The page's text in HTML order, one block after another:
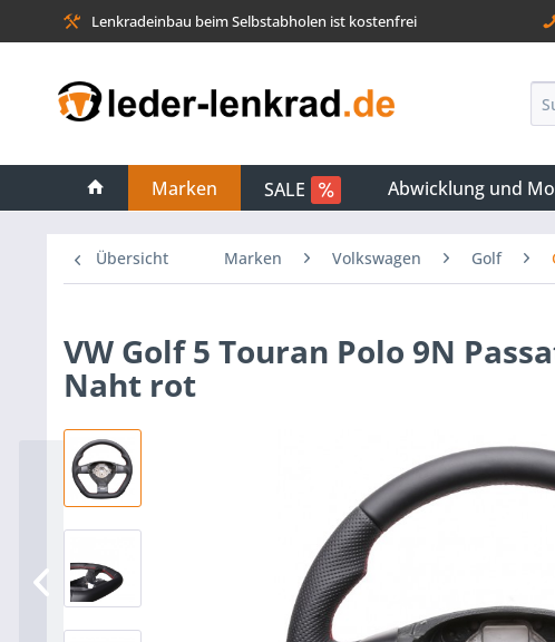
Lenkradeinbau beim Selbstabholen ist kostenfrei
Marken SALE Abwicklung und
Übersicht Marken Volkswagen Golf
VW Golf 5 Touran Polo 9N
Naht rot